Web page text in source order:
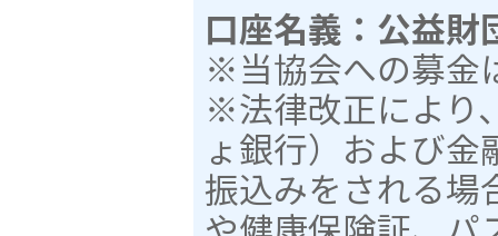
口座名義：公益財
※当協会への募金
※法律改正により
ょ銀行）および
振込みをされる場